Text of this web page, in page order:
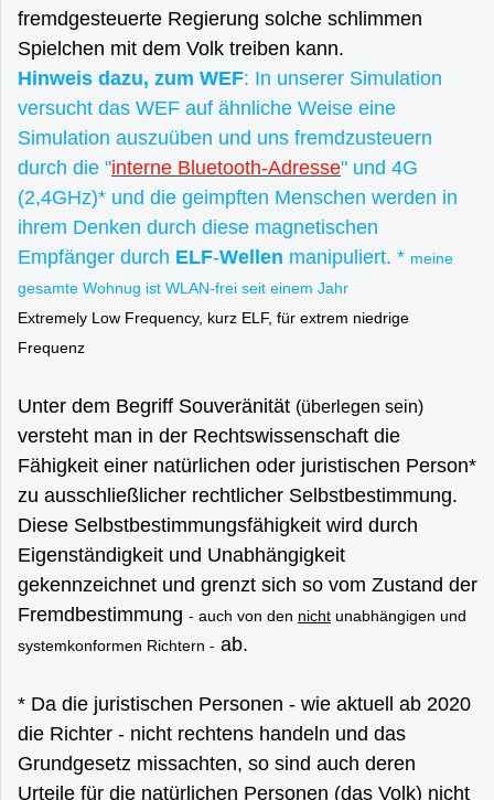
fremdgesteuerte Regierung solche schlimmen
Spielchen mit dem Volk treiben kann.
Hinweis dazu, zum WEF: In unserer Simulation
versucht das WEF auf ähnliche Weise eine
Simulation auszuüben und uns fremdzusteuern
durch die "interne Bluetooth-Adresse" und 4G
(2,4GHz)* und die geimpften Menschen werden in
ihrem Denken durch diese magnetischen
Empfänger durch ELF-Wellen manipuliert. * meine
gesamte Wohnug ist WLAN-frei seit einem Jahr
Extremely Low Frequency, kurz ELF, für extrem niedrige
Frequenz
Unter dem Begriff Souveränität (überlegen sein)
versteht man in der Rechtswissenschaft die
Fähigkeit einer natürlichen oder juristischen Person*
zu ausschließlicher rechtlicher Selbstbestimmung.
Diese Selbstbestimmungsfähigkeit wird durch
Eigenständigkeit und Unabhängigkeit
gekennzeichnet und grenzt sich so vom Zustand der
Fremdbestimmung - auch von den nicht unabhängigen und
systemkonformen Richtern - ab.
* Da die juristischen Personen - wie aktuell ab 2020
die Richter - nicht rechtens handeln und das
Grundgesetz missachten, so sind auch deren
Urteile für die natürlichen Personen (das Volk) nicht